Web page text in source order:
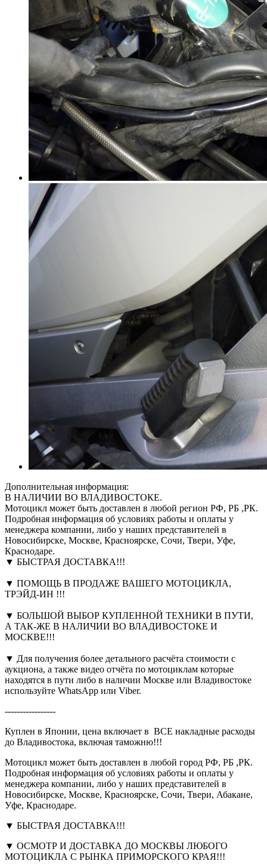
Дополнительная информация:
В НАЛИЧИИ ВО ВЛАДИВОСТОКЕ.
Мотоцикл может быть доставлен в любой регион РФ, РБ ,РК.
Подробная информация об условиях работы и оплаты у
менеджера компании, либо у наших представителей в
Новосибирске, Москве, Красноярске, Сочи, Твери, Уфе,
Краснодаре.
▼ БЫСТРАЯ ДОСТАВКА!!!
▼ ПОМОЩЬ В ПРОДАЖЕ ВАШЕГО МОТОЦИКЛА,
ТРЭЙД-ИН !!!
▼ БОЛЬШОЙ ВЫБОР КУПЛЕННОЙ ТЕХНИКИ В ПУТИ,
А ТАК-ЖЕ В НАЛИЧИИ ВО ВЛАДИВОСТОКЕ И
МОСКВЕ!!!
▼ Для получения более детального расчёта стоимости с
аукциона, а также видео отчёта по мотоциклам которые
находятся в пути либо в наличии Москве или Владивостоке
используйте WhatsApp или Viber.
-----------------
Куплен в Японии, цена включает в ВСЕ накладные расходы
до Владивостока, включая таможню!!!
Мотоцикл может быть доставлен в любой город РФ, РБ ,РК.
Подробная информация об условиях работы и оплаты у
менеджера компании, либо у наших представителей в
Новосибирске, Москве, Красноярске, Сочи, Твери, Абакане,
Уфе, Краснодаре.
▼ БЫСТРАЯ ДОСТАВКА!!!
▼ ОСМОТР И ДОСТАВКА ДО МОСКВЫ ЛЮБОГО
МОТОЦИКЛА С РЫНКА ПРИМОРСКОГО КРАЯ!!!